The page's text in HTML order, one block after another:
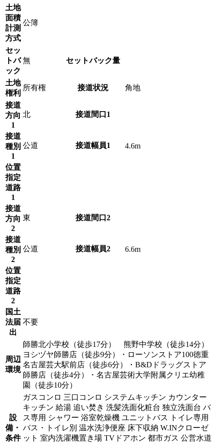
土地
面積
計測
方式
公簿
セッ
トバ
ック
無 セットバック量
土地
権利
所有権 接道状況 角地
接道
方向
1
北 接道間口1
接道
種別
1
公道 接道幅員1 4.6m
位置
指定
道路
1
接道
方向
2
東 接道間口2
接道
種別
2
公道 接道幅員2 6.6m
位置
指定
道路
2
国土
法届
出
不要
周辺
環境
師勝北小学校（徒歩17分） 熊野中学校（徒歩14分）
ヨシヅヤ師勝店（徒歩9分）・ローソンストア100徳重
名古屋芸大駅前店（徒歩6分）・B&Dドラッグストア
師勝店（徒歩4分）・名古屋芸術大学附属クリエ幼稚
園（徒歩10分）
設
備・
条件
ガスコンロ 三口コンロ システムキッチン カウンター
キッチン 給湯 追い焚き 洗髪洗面化粧台 独立洗面台 バ
ス専用 シャワー 浴室乾燥機 ユニットバス
トイレ専用
バス・トイレ別 温水洗浄便座 床下収納 W.INクローゼ
ット 室内洗濯機置き場 TVドアホン 都市ガス 公営水道